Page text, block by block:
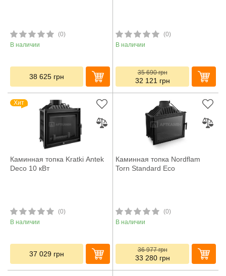
(0)
В наличии
38 625 грн
(0)
В наличии
35 690грн
32 121 грн
Хит
Каминная топка Kratki Antek
Deco 10 кВт
(0)
В наличии
37 029 грн
Каминная топка Nordflam
Torn Standard Eco
(0)
В наличии
36 977грн
33 280 грн